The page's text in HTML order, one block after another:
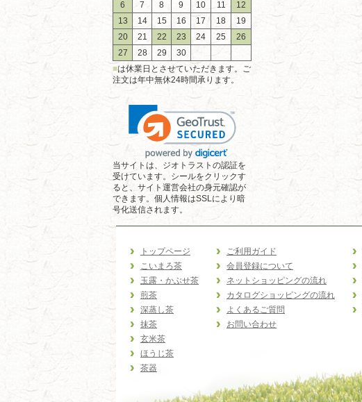
6
7 8 9 10 11
12
13
14 15 16 17 18
19
20
21 22 23 24 25
26
27
28 29
30
■は休業日とさせていただきます。ご
注文は年中無休24時間承ります。
当サイトは、ジオトラストの認証を
受けています。シールをクリックす
ると、サイト運営会社の身元確認が
できます。個人情報はSSLにより暗
号化送信されます。
トップページ
こいまろ茶
玉露・かぶせ茶
煎茶
深蒸し茶
抹茶
玄米茶
ほうじ茶
茶器
ご利用ガイド
会員登録について
ネットショッピングの流れ
カタログショッピングの流れ
よくあるご質問
お問い合わせ